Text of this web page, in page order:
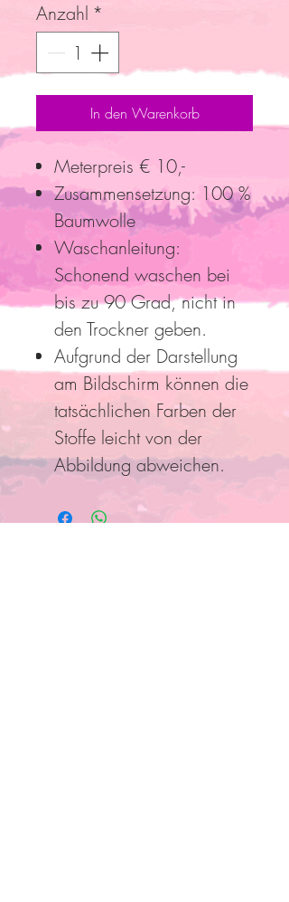
Anzahl *
In den Warenkorb
Meterpreis € 10,-
Zusammensetzung: 100 %
Baumwolle
Waschanleitung:
Schonend waschen bei
bis zu 90 Grad, nicht in
den Trockner geben.
Aufgrund der Darstellung
am Bildschirm können die
tatsächlichen Farben der
Stoffe leicht von der
Abbildung abweichen.